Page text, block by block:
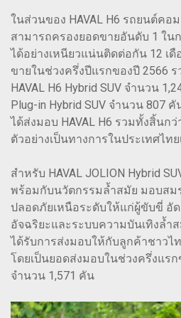
ในส่วนของ HAVAL H6 รถยนต์ค
สามารถครองยอดขายอันดับ 1 ใ
ได้อย่างเหนียวแน่นติดต่อกัน 12 เ
ขายในช่วงครึ่งปีแรกของปี 2566 ร
HAVAL H6 Hybrid SUV จำนวน
Plug-in Hybrid SUV จำนวน 807
ได้ส่งมอบ HAVAL H6 รวมทั้งสิ้นก
ตัวอย่างเป็นทางการในประเทศไท
สำหรับ HAVAL JOLION Hybrid
พร้อมกับนวัตกรรมล้ำสมัย มอบสม
ปลอดภัยเหนือระดับให้แก่ผู้ขับขี่ อั
อัจฉริยะและระบบความบันเทิงล้ำ
ได้รับการส่งมอบให้กับลูกค้าชาวไ
โดยเป็นยอดส่งมอบในช่วงครึ่งแร
จำนวน 1,571 คัน